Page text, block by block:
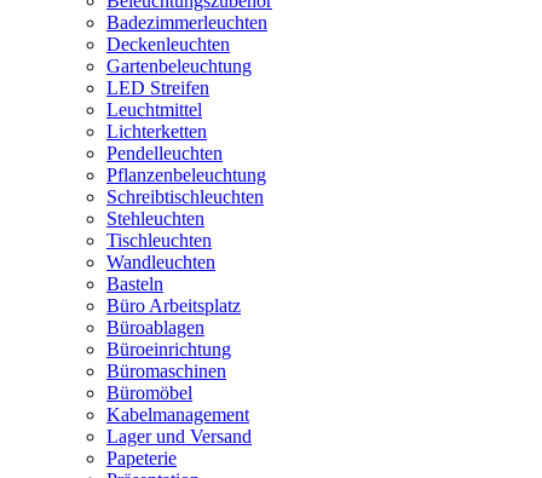
Badezimmerleuchten
Deckenleuchten
Gartenbeleuchtung
LED Streifen
Leuchtmittel
Lichterketten
Pendelleuchten
Pflanzenbeleuchtung
Schreibtischleuchten
Stehleuchten
Tischleuchten
Wandleuchten
Basteln
Büro Arbeitsplatz
Büroablagen
Büroeinrichtung
Büromaschinen
Büromöbel
Kabelmanagement
Lager und Versand
Papeterie